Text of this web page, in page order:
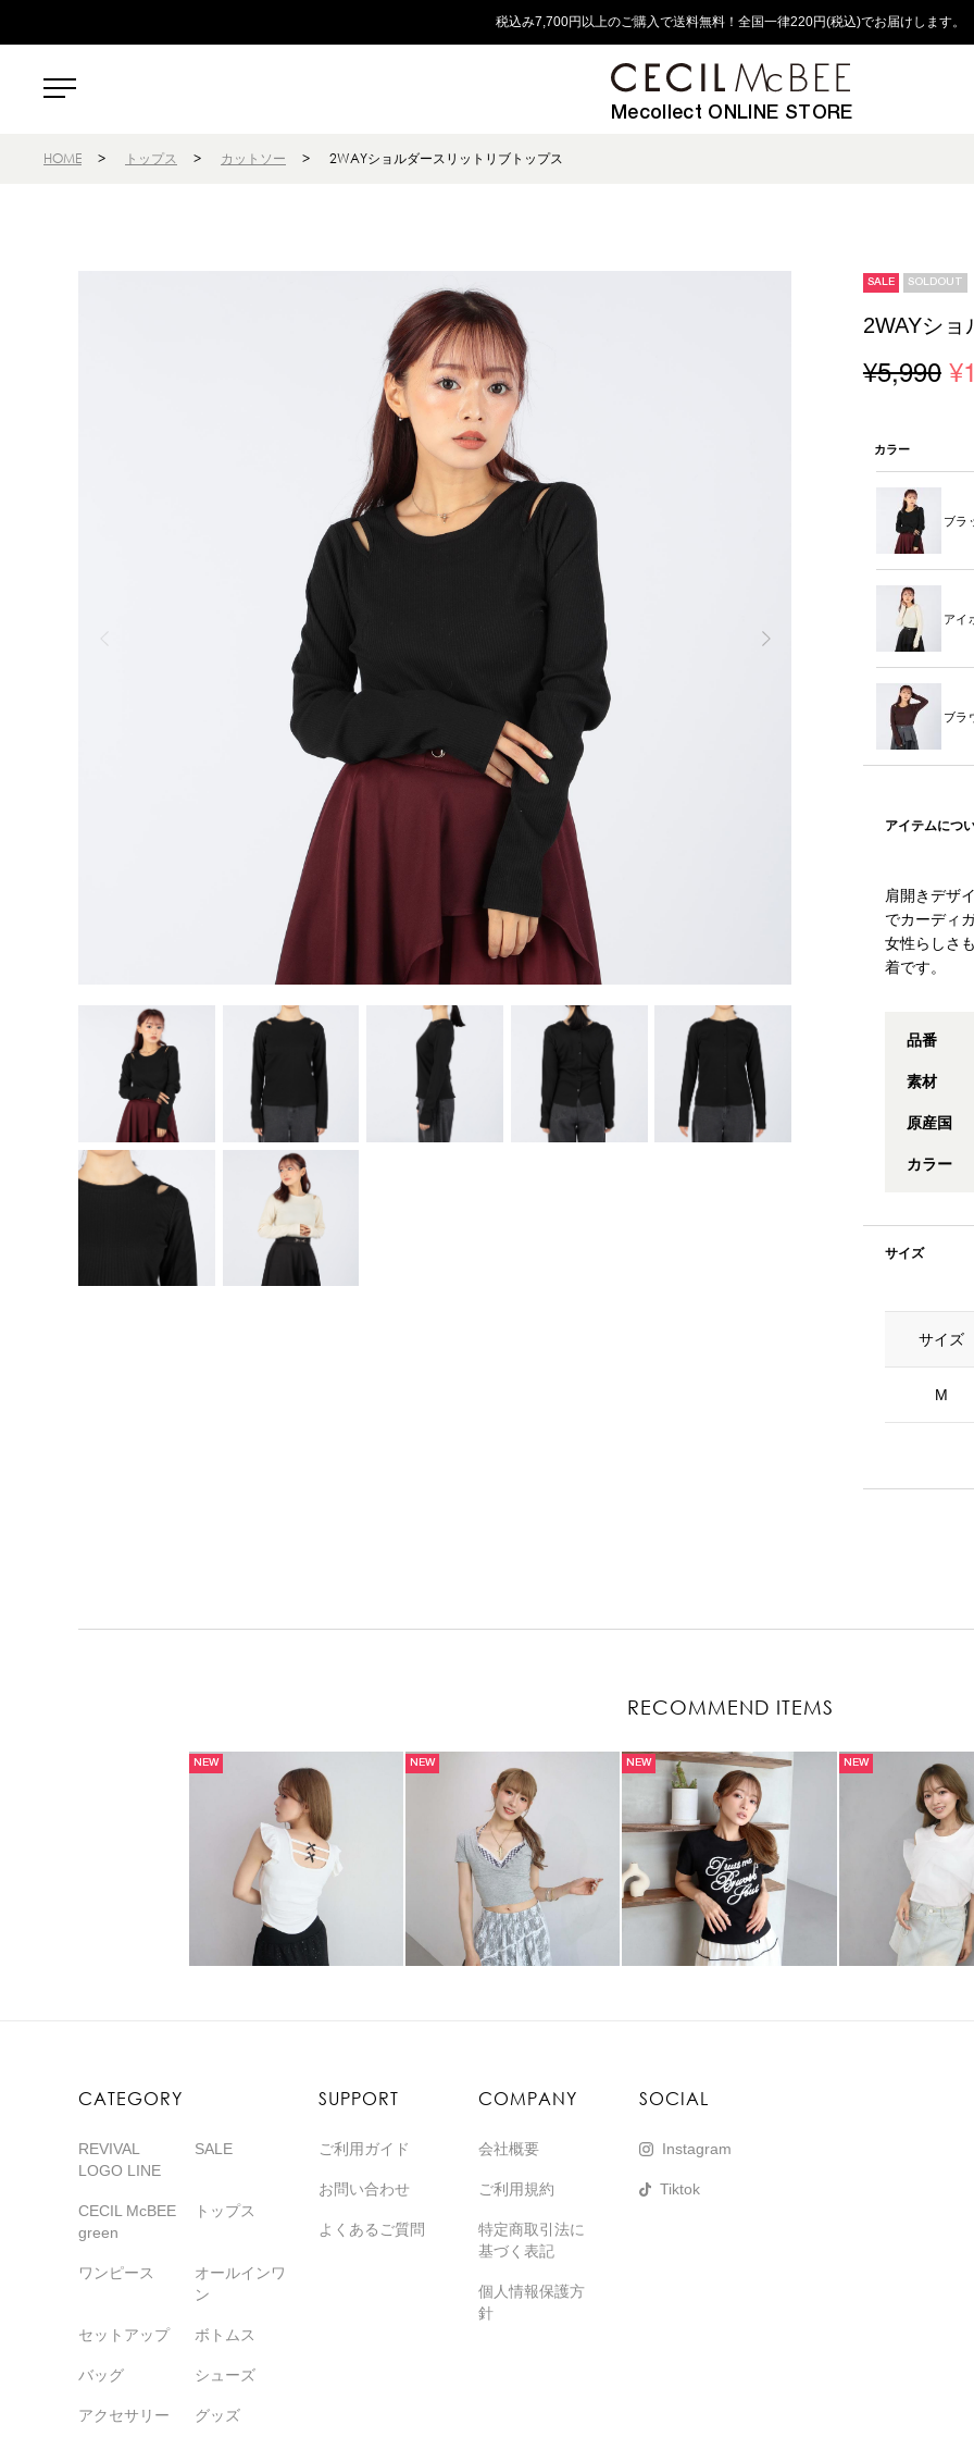
税込み7,700円以上のご購入で送料無料！全国一律220円(税込)でお届けします。
Mecollect ONLINE STORE
HOME > トップス > カットソー > 2WAYショルダースリットリブトップス
SALE SOLDOUT
2WAYシ
¥5,990
カラー
ブラ
アイ
ブラ
アイテムにつ
肩開きデザ
でカーディ
女性らしさ
着です。
品番
素材
原産国
カラー
サイズ
サイズ
M
RECOMMEND ITEMS
NEW NEW NEW NEW
CATEGORY
REVIVAL
LOGO LINE
SALE
CECIL McBEE
green
トップス
ワンピース
オールインワ
ン
セットアップ ボトムス
バッグ シューズ
アクセサリー グッズ
SUPPORT
ご利用ガイド
お問い合わせ
よくあるご質問
COMPANY
会社概要
ご利用規約
特定商取引法に
基づく表記
個人情報保護方
針
SOCIAL
Instagram
Tiktok